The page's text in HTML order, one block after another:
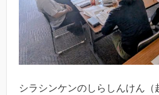
シラシンケンのしらしんけん（